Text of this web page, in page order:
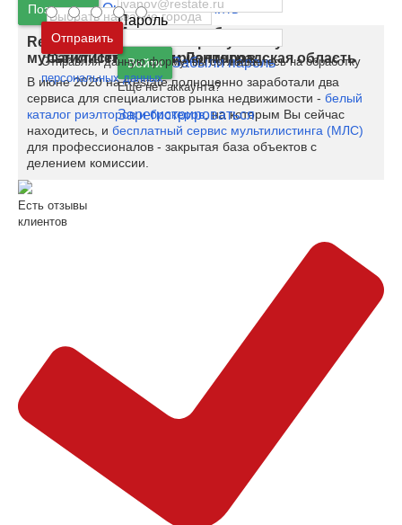
Москва и
Московская область
Санкт-Петербург иЛенинградская область
Пароль
Войти Забыли пароль
Ещё нет аккаунта?
Зарегистрироваться
Позвонить Ошибка или удалить
Restate.ru запускает закрытую базу
мультилистинга для риэлторов
В июне 2020 на Restate полноценно заработали два
сервиса для специалистов рынка недвижимости - белый
каталог риэлторов и брокеров, на которым Вы сейчас
находитесь, и бесплатный сервис мультилистинга (МЛС)
для профессионалов - закрытая база объектов с
делением комиссии.
Есть отзывы
клиентов
Отправить
Отправляя данную форму, вы соглашаетесь на обработку
персональных данных